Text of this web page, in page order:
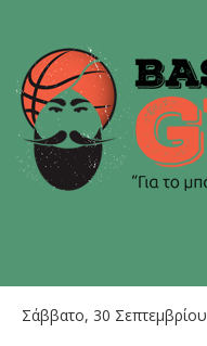
Σάββατο, 30